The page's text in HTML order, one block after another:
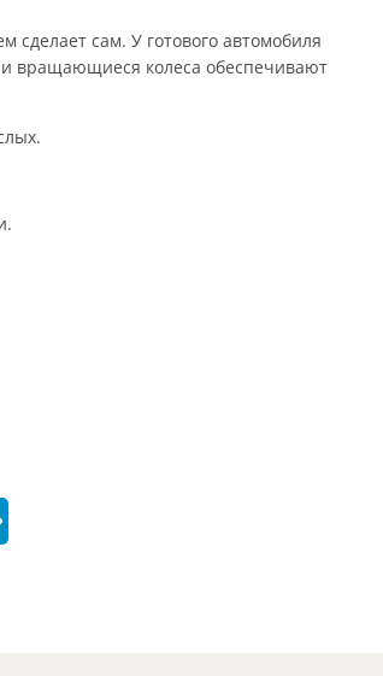
сделает сам. У готового автомобиля
и вращающиеся колеса обеспечивают